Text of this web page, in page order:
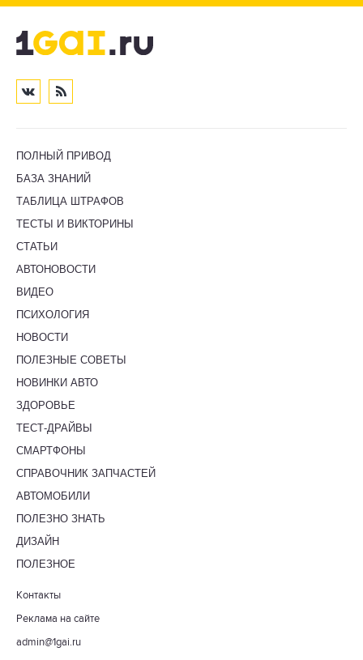
ПОЛНЫЙ ПРИВОД
БАЗА ЗНАНИЙ
ТАБЛИЦА ШТРАФОВ
ТЕСТЫ И ВИКТОРИНЫ
СТАТЬИ
АВТОНОВОСТИ
ВИДЕО
ПСИХОЛОГИЯ
НОВОСТИ
ПОЛЕЗНЫЕ СОВЕТЫ
НОВИНКИ АВТО
ЗДОРОВЬЕ
ТЕСТ-ДРАЙВЫ
СМАРТФОНЫ
СПРАВОЧНИК ЗАПЧАСТЕЙ
АВТОМОБИЛИ
ПОЛЕЗНО ЗНАТЬ
ДИЗАЙН
ПОЛЕЗНОЕ
Контакты
Реклама на сайте
admin@1gai.ru